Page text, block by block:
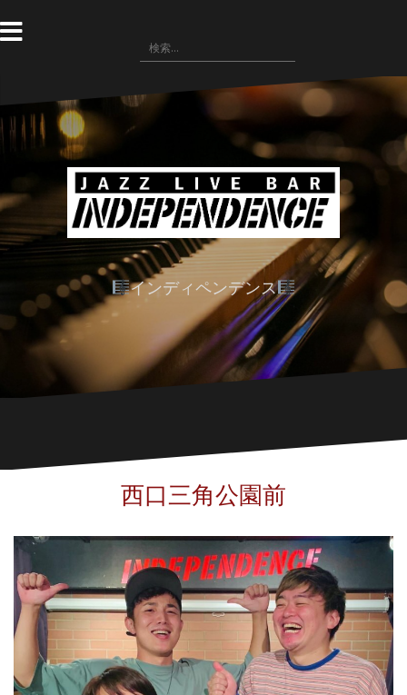
ン
テ
へ
ス
検
索:
インディペンデンス
西口三角公園前